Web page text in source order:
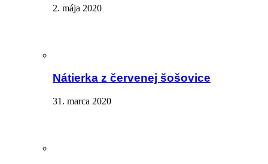
2. mája 2020
Nátierka z červenej šošovice
31. marca 2020